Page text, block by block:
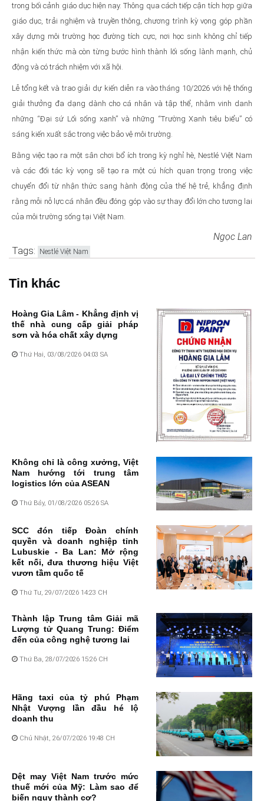
trong bối cảnh giáo dục hiện nay. Thông qua cách tiếp cận tích hợp giữa
giáo dục, trải nghiệm và truyền thông, chương trình kỳ vọng góp phần
xây dựng môi trường học đường tích cực, nơi học sinh không chỉ tiếp
nhận kiến thức mà còn từng bước hình thành lối sống lành mạnh, chủ
động và có trách nhiệm với xã hội.
Lễ tổng kết và trao giải dự kiến diễn ra vào tháng 10/2026 với hệ thống
giải thưởng đa dạng dành cho cá nhân và tập thể, nhằm vinh danh
những “Đại sứ Lối sống xanh” và những “Trường Xanh tiêu biểu” có
sáng kiến xuất sắc trong việc bảo vệ môi trường.
Bằng việc tạo ra một sân chơi bổ ích trong kỳ nghỉ hè, Nestlé Việt Nam
và các đối tác kỳ vọng sẽ tạo ra một cú hích quan trọng trong việc
chuyển đổi từ nhận thức sang hành động của thế hệ trẻ, khẳng định
rằng mỗi nỗ lực cá nhân đều đóng góp vào sự thay đổi lớn cho tương lai
của môi trường sống tại Việt Nam.
Ngọc Lan
Tags: Nestlé Việt Nam
Tin khác
Hoàng Gia Lâm - Khẳng định vị
thế nhà cung cấp giải pháp
sơn và hóa chất xây dựng
Thứ Hai, 03/08/2026 04:03 SA
Không chỉ là công xưởng, Việt
Nam hướng tới trung tâm
logistics lớn của ASEAN
Thứ Bảy, 01/08/2026 05:26 SA
SCC đón tiếp Đoàn chính
quyền và doanh nghiệp tỉnh
Lubuskie - Ba Lan: Mở rộng
kết nối, đưa thương hiệu Việt
vươn tầm quốc tế
Thứ Tư, 29/07/2026 14:23 CH
Thành lập Trung tâm Giải mã
Lượng tử Quang Trung: Điểm
đến của công nghệ tương lai
Thứ Ba, 28/07/2026 15:26 CH
Hãng taxi của tỷ phú Phạm
Nhật Vượng lần đầu hé lộ
doanh thu
Chủ Nhật, 26/07/2026 19:48 CH
Dệt may Việt Nam trước mức
thuế mới của Mỹ: Làm sao để
biến nguy thành cơ?